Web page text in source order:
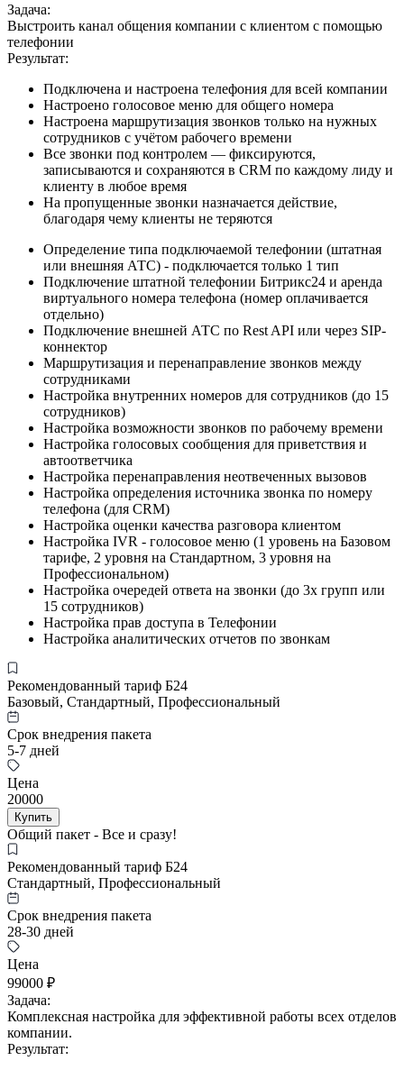
Задача:
Выстроить канал общения компании с клиентом с помощью
телефонии
Результат:
Подключена и настроена телефония для всей компании
Настроено голосовое меню для общего номера
Настроена маршрутизация звонков только на нужных
сотрудников с учётом рабочего времени
Все звонки под контролем — фиксируются,
записываются и сохраняются в CRM по каждому лиду и
клиенту в любое время
На пропущенные звонки назначается действие,
благодаря чему клиенты не теряются
Определение типа подключаемой телефонии (штатная
или внешняя АТС) - подключается только 1 тип
Подключение штатной телефонии Битрикс24 и аренда
виртуального номера телефона (номер оплачивается
отдельно)
Подключение внешней АТС по Rest API или через SIP-
коннектор
Маршрутизация и перенаправление звонков между
сотрудниками
Настройка внутренних номеров для сотрудников (до 15
сотрудников)
Настройка возможности звонков по рабочему времени
Настройка голосовых сообщения для приветствия и
автоответчика
Настройка перенаправления неотвеченных вызовов
Настройка определения источника звонка по номеру
телефона (для CRM)
Настройка оценки качества разговора клиентом
Настройка IVR - голосовое меню (1 уровень на Базовом
тарифе, 2 уровня на Стандартном, 3 уровня на
Профессиональном)
Настройка очередей ответа на звонки (до 3х групп или
15 сотрудников)
Настройка прав доступа в Телефонии
Настройка аналитических отчетов по звонкам
Рекомендованный тариф Б24
Базовый, Стандартный, Профессиональный
Срок внедрения пакета
5-7 дней
Цена
20000
Купить
Общий пакет - Все и сразу!
Рекомендованный тариф Б24
Стандартный, Профессиональный
Срок внедрения пакета
28-30 дней
Цена
99000 ₽
Задача:
Комплексная настройка для эффективной работы всех отделов
компании.
Результат: